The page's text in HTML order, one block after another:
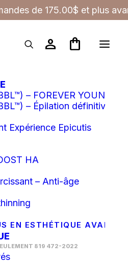
de 175.00$ et plus
person shopping_bag
– FOREVER YOUNG
– Épilation définitive
Expérience Epicutis
HA
– Anti-âge
EN ESTHÉTIQUE AVANCÉ
819 472-2022